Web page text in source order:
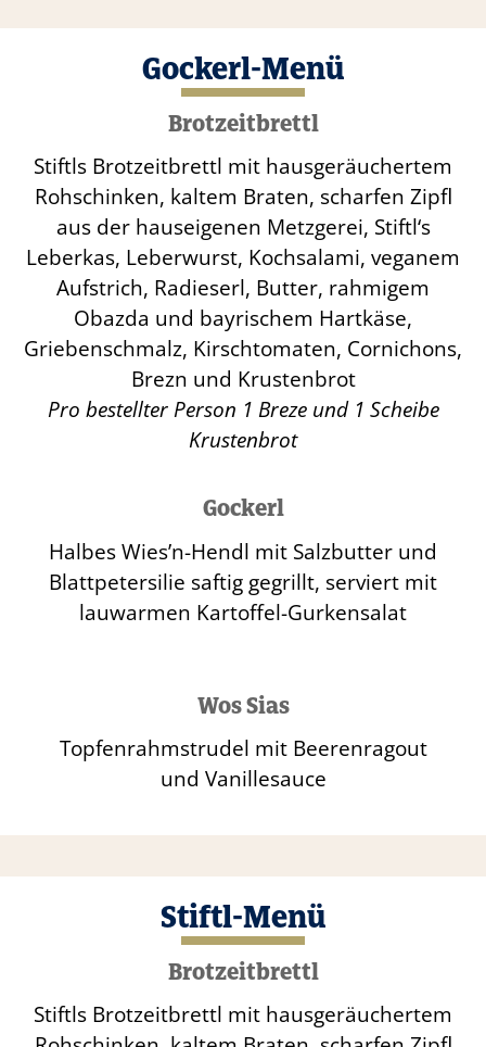
Gockerl-Menü
Brotzeitbrettl
Stiftls Brotzeitbrettl mit hausgeräuchertem
Rohschinken, kaltem Braten, scharfen Zipfl
aus der hauseigenen Metzgerei, Stiftl‘s
Leberkas, Leberwurst, Kochsalami, veganem
Aufstrich, Radieserl, Butter, rahmigem
Obazda und bayrischem Hartkäse,
Griebenschmalz, Kirschtomaten, Cornichons,
Brezn und Krustenbrot
Pro bestellter Person 1 Breze und 1 Scheibe
Krustenbrot
Gockerl
Halbes Wies’n-Hendl mit Salzbutter und
Blattpetersilie saftig gegrillt, serviert mit
lauwarmen Kartoffel-Gurkensalat
Wos Sias
Topfenrahmstrudel mit Beerenragout
und Vanillesauce
Stiftl-Menü
Brotzeitbrettl
Stiftls Brotzeitbrettl mit hausgeräuchertem